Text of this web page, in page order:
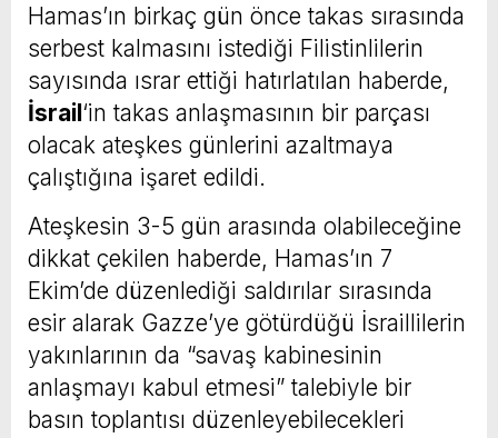
Hamas’ın birkaç gün önce takas sırasında
serbest kalmasını istediği Filistinlilerin
sayısında ısrar ettiği hatırlatılan haberde,
İsrail‘in takas anlaşmasının bir parçası
olacak ateşkes günlerini azaltmaya
çalıştığına işaret edildi.
Ateşkesin 3-5 gün arasında olabileceğine
dikkat çekilen haberde, Hamas’ın 7
Ekim’de düzenlediği saldırılar sırasında
esir alarak Gazze’ye götürdüğü İsraillilerin
yakınlarının da “savaş kabinesinin
anlaşmayı kabul etmesi” talebiyle bir
basın toplantısı düzenleyebilecekleri